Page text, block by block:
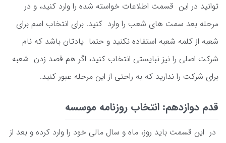
توانید در این قسمت اطلاعات خواسته شده را وارد کنید، و در
مرحله بعد سمت های شعب را وارد کنید. برای انتخاب اسم برای
شعبه از کلمه شعبه استفاده نکنید و حتما یادتان باشد که نام
شرکت اصلی را نیز نبایستی انتخاب کنید، اگر هم قصد زدن شعبه
برای شرکت را ندارید که به راحتی از این مرحله عبور کنید.
قدم دوازدهم: انتخاب روزنامه موسسه
در این قسمت باید روز، ماه و سال مالی خود را وارد کرده و بعد از